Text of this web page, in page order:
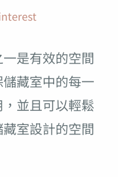
是有效的空間
藏室中的每一
並且可以輕鬆
室設計的空間